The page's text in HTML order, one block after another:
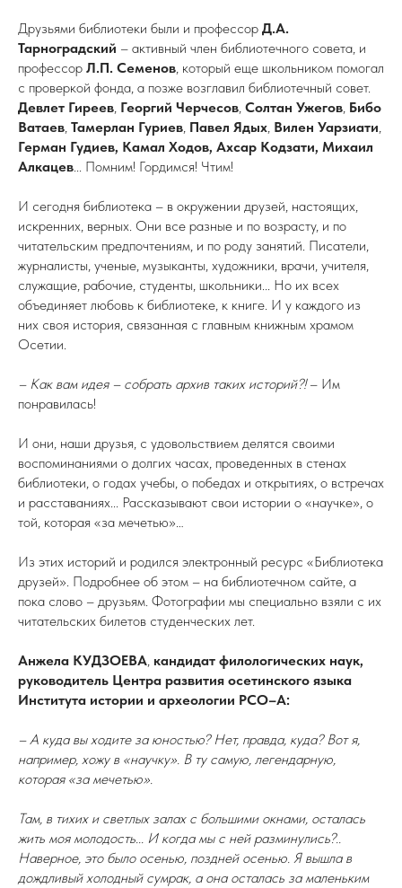
Друзьями библиотеки были и профессор Д.А.
Тарноградский – активный член библиотечного совета, и
профессор Л.П. Семенов, который еще школьником помогал
с проверкой фонда, а позже возглавил библиотечный совет.
Девлет Гиреев, Георгий Черчесов, Солтан Ужегов, Бибо
Ватаев, Тамерлан Гуриев, Павел Ядых, Вилен Уарзиати,
Герман Гудиев, Камал Ходов, Ахсар Кодзати, Михаил
Алкацев... Помним! Гордимся! Чтим!
И сегодня библиотека – в окружении друзей, настоящих,
искренних, верных. Они все разные и по возрасту, и по
читательским предпочтениям, и по роду занятий. Писатели,
журналисты, ученые, музыканты, художники, врачи, учителя,
служащие, рабочие, студенты, школьники... Но их всех
объединяет любовь к библиотеке, к книге. И у каждого из
них своя история, связанная с главным книжным храмом
Осетии.
– Как вам идея – собрать архив таких историй?!– Им
понравилась!
И они, наши друзья, с удовольствием делятся своими
воспоминаниями о долгих часах, проведенных в стенах
библиотеки, о годах учебы, о победах и открытиях, о встречах
и расставаниях... Рассказывают свои истории о «научке», о
той, которая «за мечетью»…
Из этих историй и родился электронный ресурс «Библиотека
друзей». Подробнее об этом – на библиотечном сайте, а
пока слово – друзьям. Фотографии мы специально взяли с их
читательских билетов студенческих лет.
Анжела КУДЗОЕВА, кандидат филологических наук,
руководитель Центра развития осетинского языка
Института истории и археологии РСО–А:
– А куда вы ходите за юностью? Нет, правда, куда? Вот я,
например, хожу в «научку». В ту самую, легендарную,
которая «за мечетью».
Там, в тихих и светлых залах с большими окнами, осталась
жить моя молодость... И когда мы с ней разминулись?..
Наверное, это было осенью, поздней осенью. Я вышла в
дождливый холодный сумрак, а она осталась за маленьким